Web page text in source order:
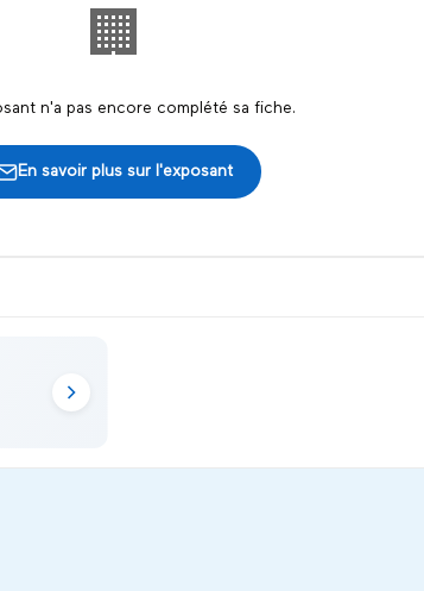
🏢
n'a pas encore complété sa fiche.
En savoir plus sur l'exposant